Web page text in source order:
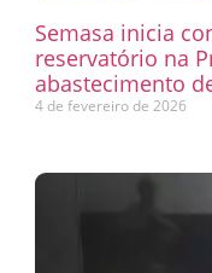
Semasa inicia
reservatório na
abastecimento
4 de fevereiro de 2026